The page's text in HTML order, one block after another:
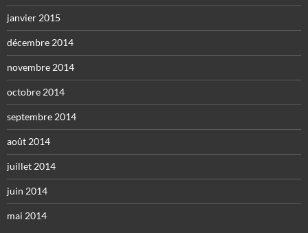
janvier 2015
décembre 2014
novembre 2014
octobre 2014
septembre 2014
août 2014
juillet 2014
juin 2014
mai 2014